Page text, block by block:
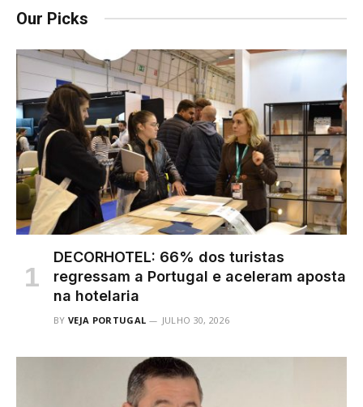
Our Picks
DECORHOTEL: 66% dos turistas
regressam a Portugal e aceleram aposta
na hotelaria
BY VEJA PORTUGAL JULHO 30, 2026